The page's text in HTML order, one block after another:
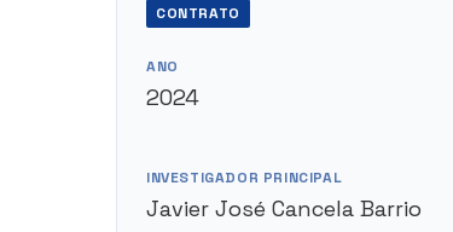
CONTRATO
ANO
2024
INVESTIGADOR PRINCIPAL
Javier José Cancela Barrio